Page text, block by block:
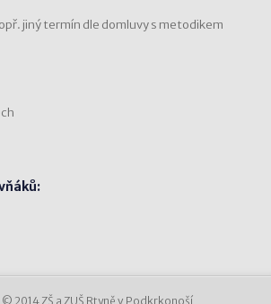
jiný termín dle domluvy s metodikem
2014 ZŠ a ZUŠ Rtyně v Podkrkonoší